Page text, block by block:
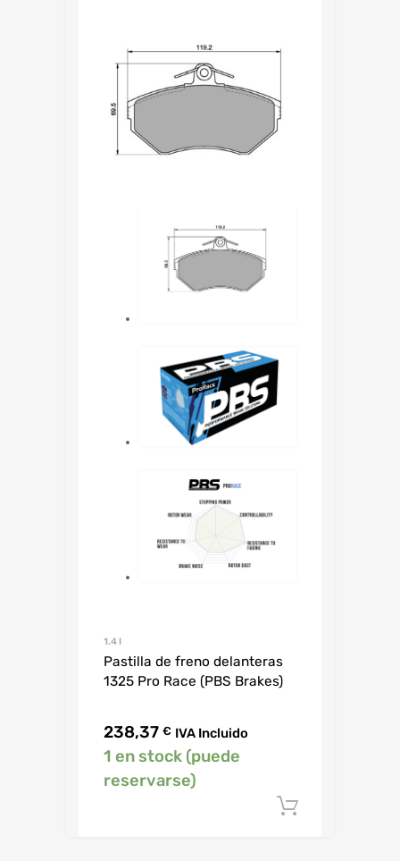
1.4 I
Pastilla de freno delanteras
1325 Pro Race (PBS Brakes)
238,37 € IVA Incluido
1 en stock (puede
reservarse)